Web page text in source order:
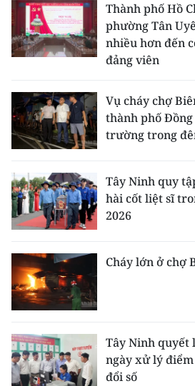
Thành phố Hồ
phường Tân
nhiều hơn đến
đảng viên
Vụ cháy chợ
thành phố
trường trong
Tây Ninh quy
hài cốt liệt sĩ
2026
Cháy lớn ở chợ
Tây Ninh quyết
ngày xử lý
đổi số